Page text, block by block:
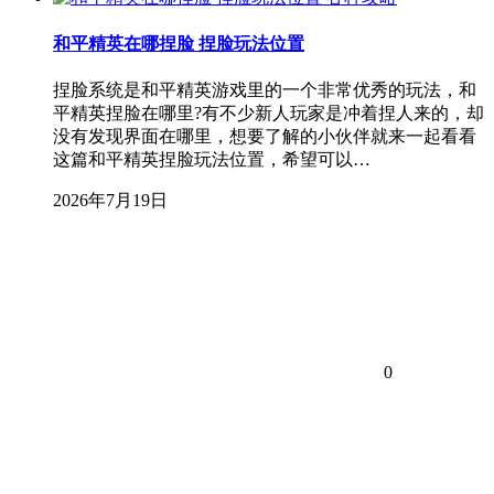
和平精英在哪捏脸 捏脸玩法位置
捏脸系统是和平精英游戏里的一个非常优秀的玩法，和
平精英捏脸在哪里?有不少新人玩家是冲着捏人来的，却
没有发现界面在哪里，想要了解的小伙伴就来一起看看
这篇和平精英捏脸玩法位置，希望可以…
2026年7月19日
0